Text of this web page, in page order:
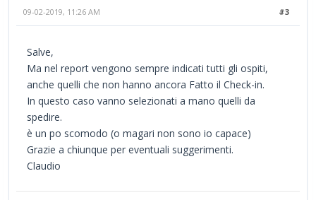
#3
09-02-2019, 11:26 AM
Salve,
Ma nel report vengono sempre indicati tutti gli ospiti,
anche quelli che non hanno ancora Fatto il Check-in.
In questo caso vanno selezionati a mano quelli da
spedire.
è un po scomodo (o magari non sono io capace)
Grazie a chiunque per eventuali suggerimenti.
Claudio